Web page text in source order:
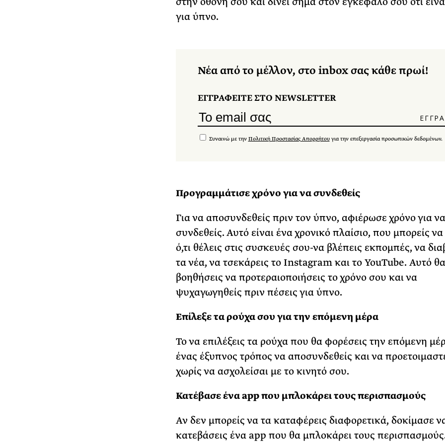
για ύπνο.
Νέα από το μέλλον, στο inbox σας κάθε πρωί!
ΕΓΓΡΑΦΕΙΤΕ ΣΤΟ NEWSLETTER
Συναινώ με την Πολιτική Προστασίας Απορρήτουγια την επεξεργασία προσωπικών δεδομένων.
Προγραμμάτισε χρόνο για να συνδεθείς
Για να αποσυνδεθείς πριν τον ύπνο, αφιέρωσε χρόνο για να
συνδεθείς. Αυτό είναι ένα χρονικό πλαίσιο, που μπορείς
ό,τι θέλεις στις συσκευές σου-να βλέπεις εκπομπές, να
τα νέα, να τσεκάρεις το Instagram και το YouTube. Αυτό
βοηθήσεις να προτεραιοποιήσεις το χρόνο σου και να
ψυχαγωγηθείς πριν πέσεις για ύπνο.
Επίλεξε τα ρούχα σου για την επόμενη μέρα
Το να επιλέξεις τα ρούχα που θα φορέσεις την επόμενη
ένας έξυπνος τρόπος να αποσυνδεθείς και να
χωρίς να ασχολείσαι με το κινητό σου.
Κατέβασε ένα app που μπλοκάρει τους περισπασμούς
Αν δεν μπορείς να τα καταφέρεις διαφορετικά, δοκίμασε
κατεβάσεις ένα app που θα μπλοκάρει τους